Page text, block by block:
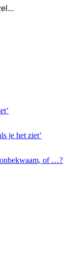
je het ziet’
of …?